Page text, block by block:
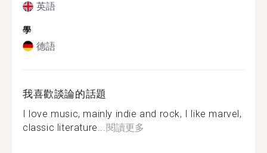
英語
學
德語
我喜歡談論的話題
I love music, mainly indie and rock, I like marvel,
classic literature... 閱讀更多